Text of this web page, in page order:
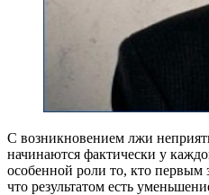
С возникновением лжи
начинаются фактически у
особенной роли то, кто первым
что результатом есть